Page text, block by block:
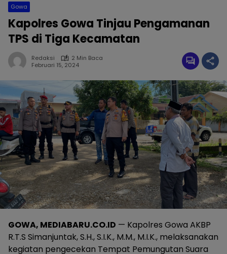
Gowa
Kapolres Gowa Tinjau Pengamanan
TPS di Tiga Kecamatan
Redaksi
2 Min Baca
Februari 15, 2024
GOWA, MEDIABARU.CO.ID — Kapolres Gowa AKBP
R.T.S Simanjuntak, S.H., S.I.K., M.M., M.I.K., melaksanakan
kegiatan pengecekan Tempat Pemungutan Suara